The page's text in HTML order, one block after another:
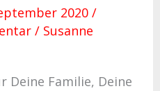
2020 /
/ Susanne
Deine Familie, Deine